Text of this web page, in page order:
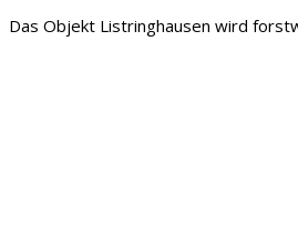
Das Objekt Listringhausen wird